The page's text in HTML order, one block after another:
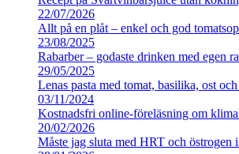
22/07/2026
Allt på en plåt – enkel och god
23/08/2025
Rabarber – godaste drinken med egen
29/05/2025
Lenas pasta med tomat, basilika, ost
03/11/2024
Kostnadsfri online-föreläsning om
20/02/2026
Måste jag sluta med HRT och östrogen